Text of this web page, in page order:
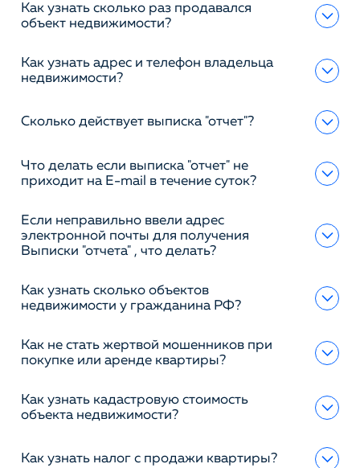
Как узнать сколько раз продавался
объект недвижимости?
Как узнать адрес и телефон владельца
недвижимости?
Сколько действует выписка "отчет"?
Что делать если выписка "отчет" не
приходит на E-mail в течение суток?
Если неправильно ввели адрес
электронной почты для получения
Выписки "отчета" , что делать?
Как узнать сколько объектов
недвижимости у гражданина РФ?
Как не стать жертвой мошенников при
покупке или аренде квартиры?
Как узнать кадастровую стоимость
объекта недвижимости?
Как узнать налог с продажи квартиры?